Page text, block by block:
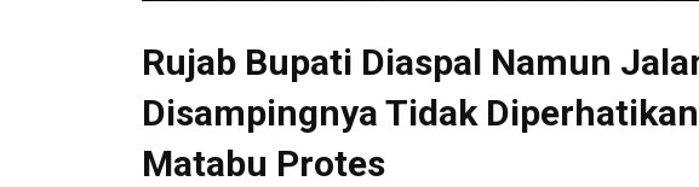
Rujab Bupati Diaspal Namun
Disampingnya Tidak
Matabu Protes